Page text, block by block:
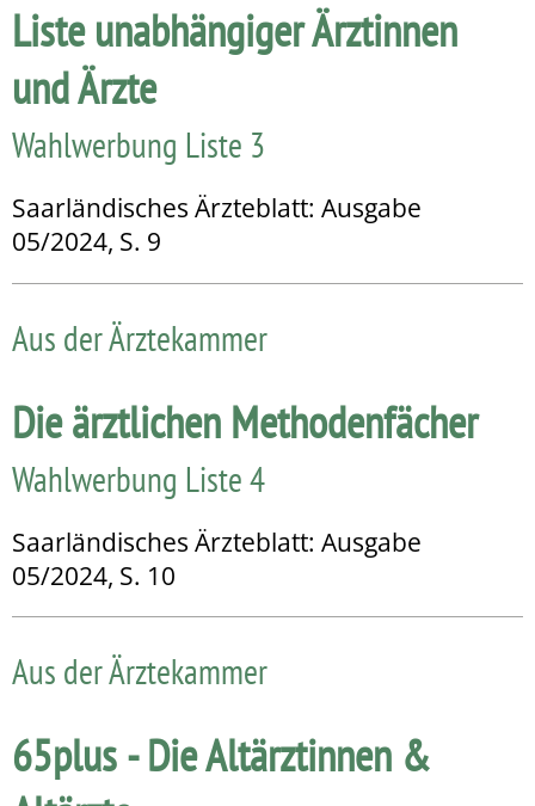
Liste unabhängiger Ärztinnen
und Ärzte
Wahlwerbung Liste 3
Saarländisches Ärzteblatt: Ausgabe
05/2024, S. 9
Aus der Ärztekammer
Die ärztlichen Methodenfächer
Wahlwerbung Liste 4
Saarländisches Ärzteblatt: Ausgabe
05/2024, S. 10
Aus der Ärztekammer
65plus - Die Altärztinnen &